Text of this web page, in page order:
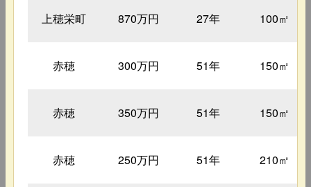
上穂栄町 870万円 27年 100㎡
赤穂 300万円 51年 150㎡
赤穂 350万円 51年 150㎡
赤穂 250万円 51年 210㎡